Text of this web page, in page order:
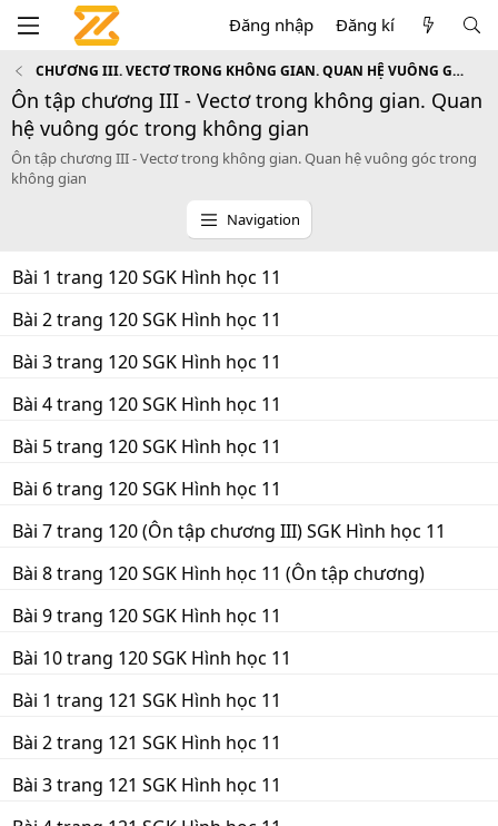
Đăng nhập Đăng kí
CHƯƠNG III. VECTƠ TRONG KHÔNG GIAN. QUAN HỆ VUÔNG GÓC TRONG KHÔNG GIAN
Ôn tập chương III - Vectơ trong không gian. Quan
hệ vuông góc trong không gian
Ôn tập chương III - Vectơ trong không gian. Quan hệ vuông góc trong
không gian
Navigation
Bài 1 trang 120 SGK Hình học 11
Bài 2 trang 120 SGK Hình học 11
Bài 3 trang 120 SGK Hình học 11
Bài 4 trang 120 SGK Hình học 11
Bài 5 trang 120 SGK Hình học 11
Bài 6 trang 120 SGK Hình học 11
Bài 7 trang 120 (Ôn tập chương III) SGK Hình học 11
Bài 8 trang 120 SGK Hình học 11 (Ôn tập chương)
Bài 9 trang 120 SGK Hình học 11
Bài 10 trang 120 SGK Hình học 11
Bài 1 trang 121 SGK Hình học 11
Bài 2 trang 121 SGK Hình học 11
Bài 3 trang 121 SGK Hình học 11